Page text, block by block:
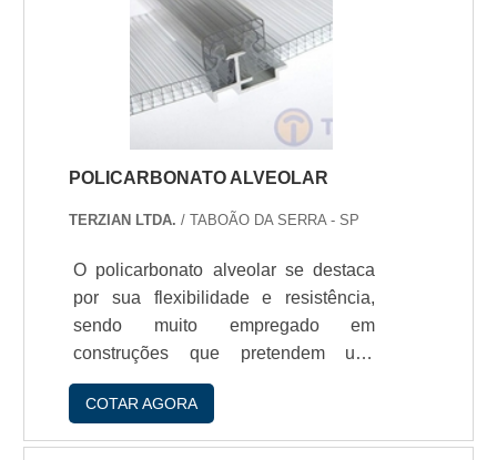
Assim comprar mangueira de sucçío
em SP é a melhor opçío para os
clientes, por se tratar de um produto
muito versátil e eficiente, fazen.
POLICARBONATO ALVEOLAR
TERZIAN LTDA. / TABOÃO DA SERRA - SP
O policarbonato alveolar se destaca
por sua flexibilidade e resistência,
sendo muito empregado em
construções que pretendem unir
modernidade e proteçío. Além disso, o
produto oferece umótimo resultado
estético quando é aplicado em
COTAR AGORA